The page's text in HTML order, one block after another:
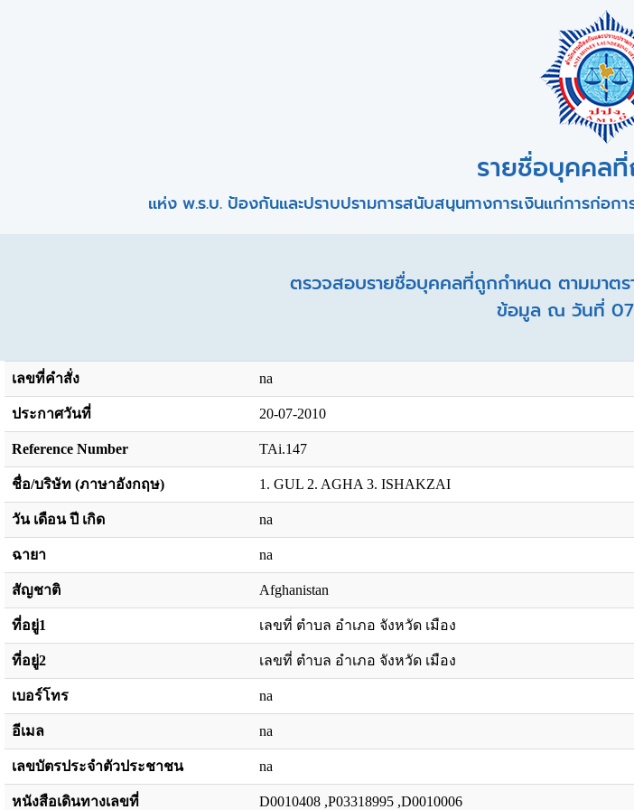
รายชื่อบุคคล
แห่ง พ.ร.บ. ป้องกันและปราบปรามการสนับสนุนทางการเงินแก่การก่อก
ตรวจสอบรายชื่อบุคคลที่ถูกกำหนด ตามมาตร
ข้อมูล ณ วันที่
เลขที่คำสั่ง na
ประกาศวันที่ 20-07-2010
Reference Number TAi.147
ชื่อ/บริษัท (ภาษาอังกฤษ) 1. GUL 2. AGHA 3. ISHAKZAI
วัน เดือน ปี เกิด na
ฉายา na
สัญชาติ Afghanistan
ที่อยู่1 เลขที่ ตำบล อำเภอ จังหวัด เมือง
ที่อยู่2 เลขที่ ตำบล อำเภอ จังหวัด เมือง
เบอร์โทร na
อีเมล na
เลขบัตรประจำตัวประชาชน na
หนังสือเดินทางเลขที่ D0010408 ,P03318995 ,D0010006